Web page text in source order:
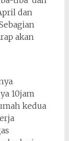
dan
akan
10jam
kedua